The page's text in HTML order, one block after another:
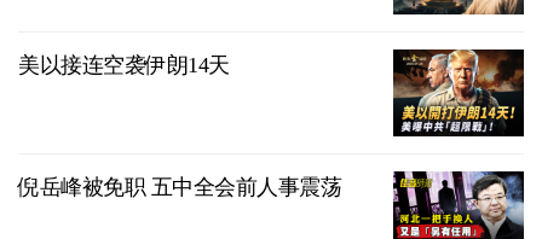
美以接连空袭伊朗14天
倪岳峰被免职 五中全会前人事震荡